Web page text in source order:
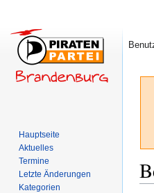
Hauptseite
Aktuelles
Termine
Letzte Änderungen
Kategorien